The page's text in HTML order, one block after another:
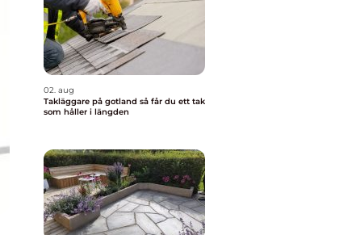
02. aug
Takläggare på gotland så får du ett tak
som håller i längden